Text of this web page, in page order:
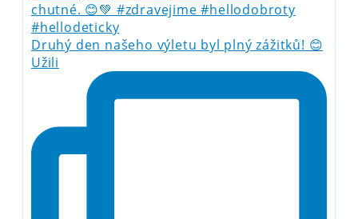
Druhý den našeho výletu byl plný zážitků! 😊
Užili